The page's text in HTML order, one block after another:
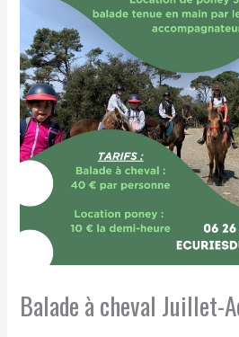
Balade à cheval Juillet-